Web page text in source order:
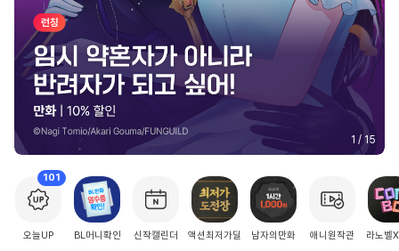
2 / 15
101
오늘UP BL머니확인 신작캘린더 액션최저가딜 남자의만화 애니원작관 라노벨